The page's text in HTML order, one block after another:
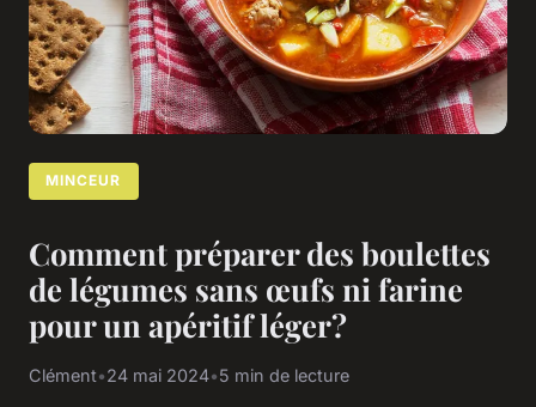
MINCEUR
Comment préparer des boulettes
de légumes sans œufs ni farine
pour un apéritif léger?
Clément•24 mai 2024•5 min de lecture